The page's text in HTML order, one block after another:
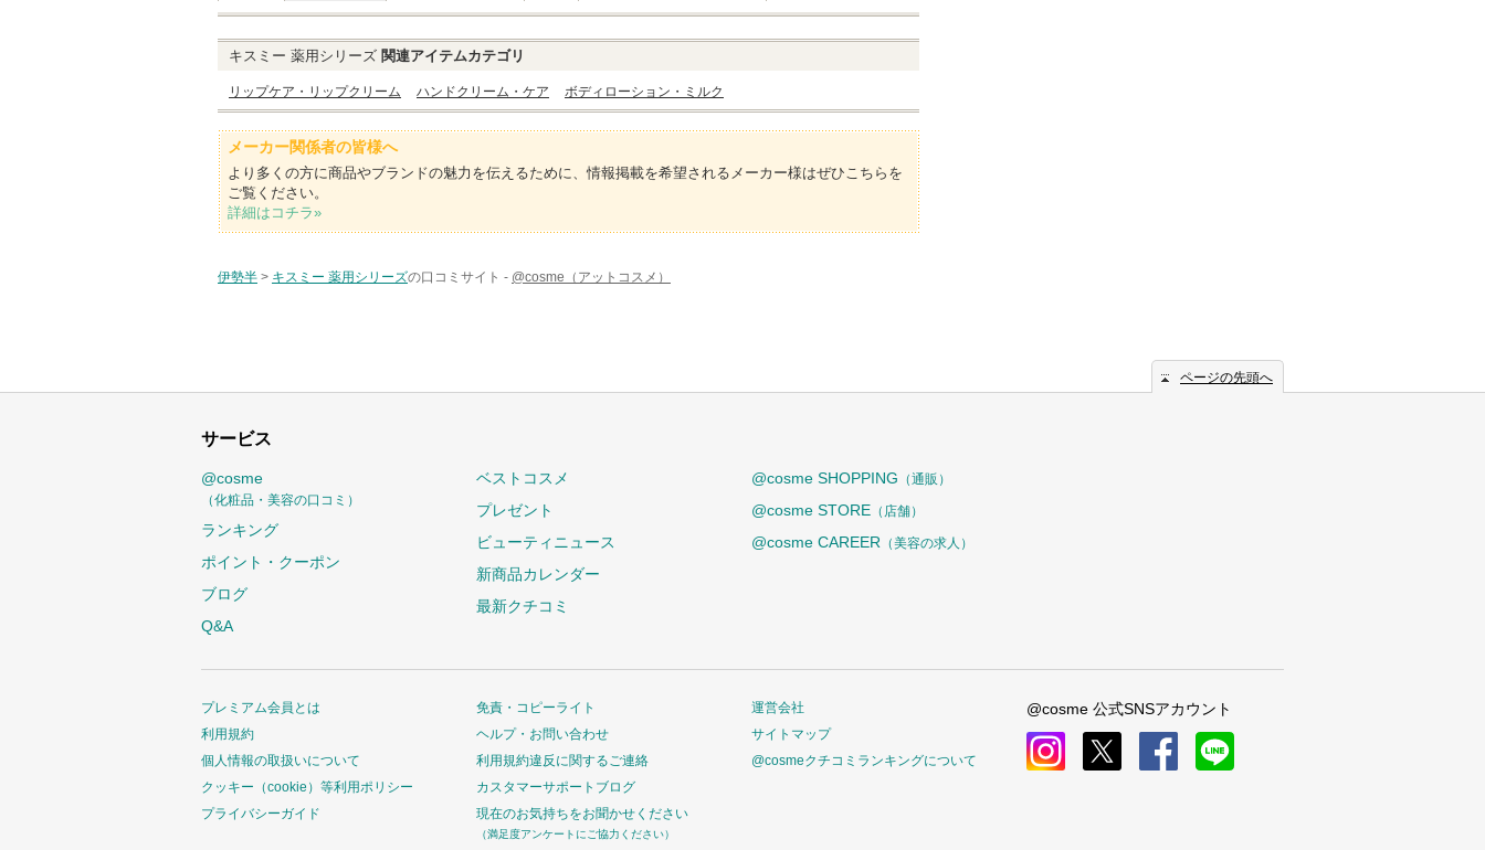
キスミー 薬用シリーズ 関連アイテムカテゴリ
リップケア・リップクリーム ハンドクリーム・ケア ボディローション・ミルク
メーカー関係者の皆様へ
より多くの方に商品やブランドの魅力を伝えるために、情報掲載を希望されるメーカー様はぜひこちらを
ご覧ください。
詳細はコチラ»
伊勢半 > キスミー 薬用シリーズの口コミサイト - @cosme（アットコスメ）
ページの先頭へ
サービス
@cosme
（化粧品・美容の口コミ）
ランキング
ポイント・クーポン
ブログ
Q&A
ベストコスメ
プレゼント
ビューティニュース
新商品カレンダー
最新クチコミ
@cosme SHOPPING （通販）
@cosme STORE （店舗）
@cosme CAREER （美容の求人）
プレミアム会員とは
利用規約
個人情報の取扱いについて
クッキー（cookie）等利用ポリシー
プライバシーガイド
免責・コピーライト
ヘルプ・お問い合わせ
利用規約違反に関するご連絡
カスタマーサポートブログ
現在のお気持ちをお聞かせください
（満足度アンケートにご協力ください）
運営会社
サイトマップ
@cosmeクチコミランキングについて
@cosme 公式SNSアカウント